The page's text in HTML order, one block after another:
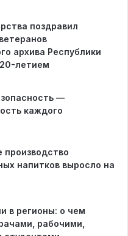
поздравил
архива Республики
летием
—
каждого
производство
напитков выросло на
в регионы: о чем
рабочими,